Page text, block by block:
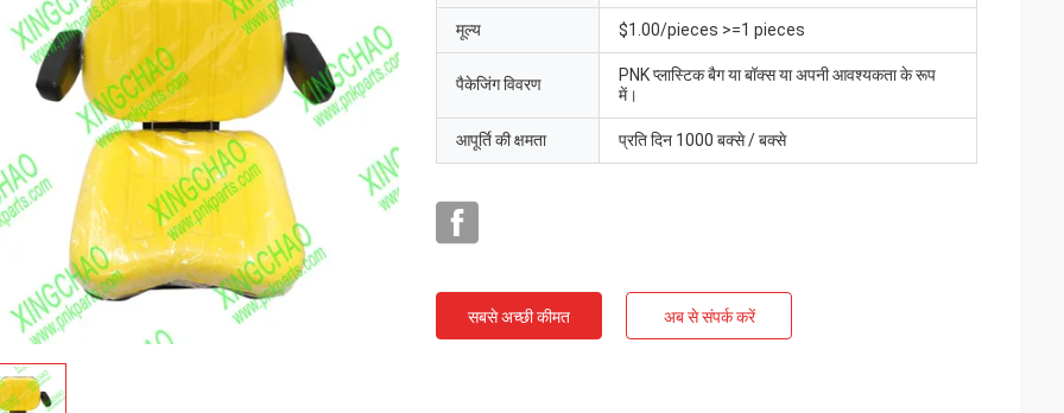
मूल्य $1.00/pieces >=1 pieces
पैकेजिंग विवरण
PNK प्लास्टिक बैग या बॉक्स या अपनी आवश्यकता के रूप
में।
आपूर्ति की क्षमता प्रति दिन 1000 बक्से / बक्से
सबसे अच्छी कीमत अब से संपर्क करें